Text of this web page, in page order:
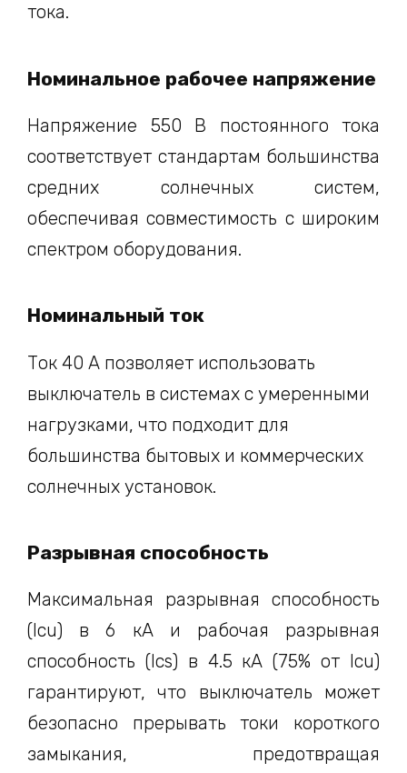
тока.
Номинальное рабочее напряжение
Напряжение 550 В постоянного тока
соответствует стандартам большинства
средних солнечных систем,
обеспечивая совместимость с широким
спектром оборудования.
Номинальный ток
Ток 40 А позволяет использовать
выключатель в системах с умеренными
нагрузками, что подходит для
большинства бытовых и коммерческих
солнечных установок.
Разрывная способность
Максимальная разрывная способность
(Icu) в 6 кА и рабочая разрывная
способность (Ics) в 4.5 кА (75% от Icu)
гарантируют, что выключатель может
безопасно прерывать токи короткого
замыкания, предотвращая